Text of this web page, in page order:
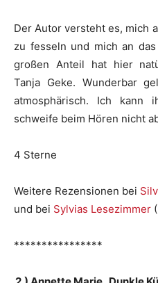
Der Autor versteht es, mich
zu fesseln und mich an das
großen Anteil hat hier
Tanja Geke. Wunderbar
atmosphärisch. Ich
schweife beim Hören nicht
4 Sterne
Weitere Rezensionen bei
und bei Sylvias Lesezimmer
****************